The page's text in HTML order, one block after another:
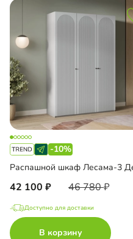
-10%
42 100 46 780
Доступно для доставки
В корзину